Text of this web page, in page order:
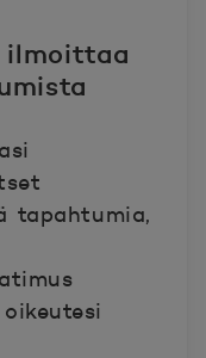
tapahtumia,